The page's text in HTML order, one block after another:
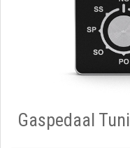
Gaspedaal